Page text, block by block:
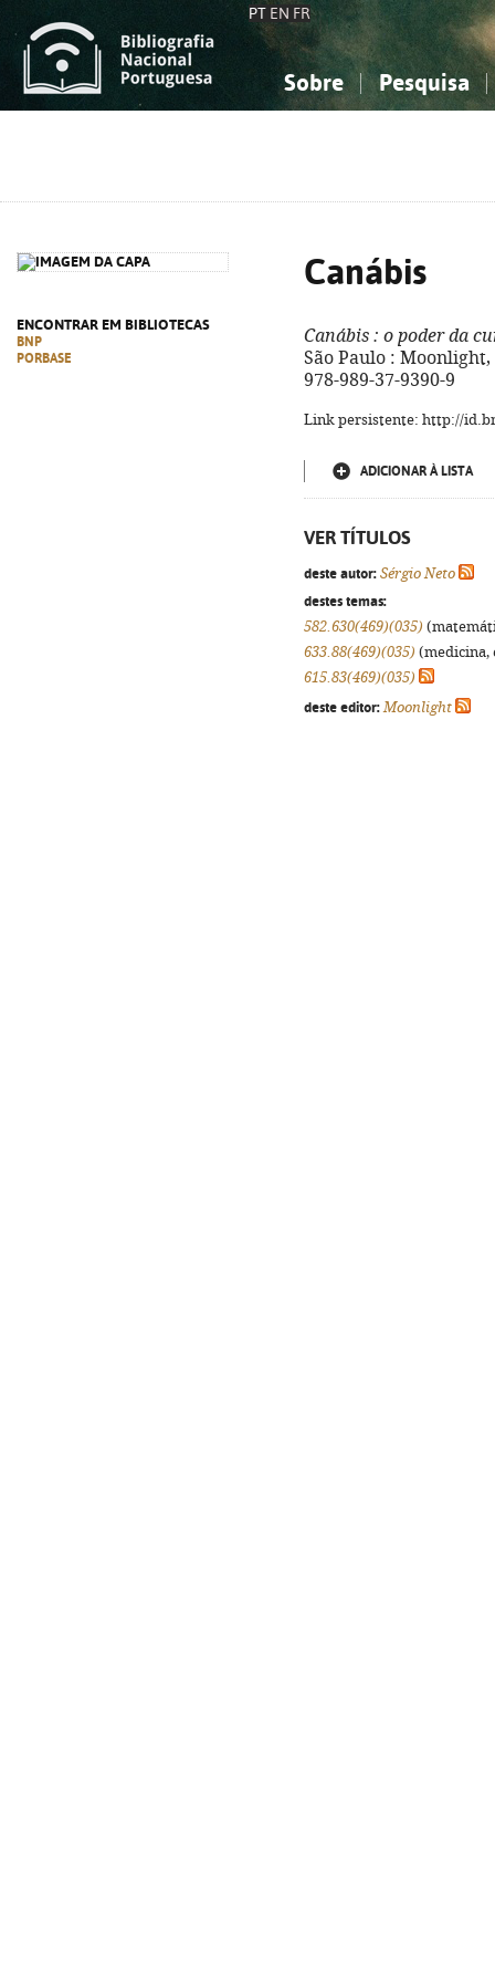
PT EN FR
Sobre Pesquisa
ENCONTRAR EM BIBLIOTECAS
BNP
PORBASE
Canábis
Canábis : o poder da
São Paulo : Moonlight,
978-989-37-9390-9
Link persistente: http://
ADICIONAR À LISTA
VER TÍTULOS
deste autor: Sérgio Neto
destes temas:
582.630(469)(035)
633.88(469)(035) (medicina,
615.83(469)(035)
deste editor: Moonlight